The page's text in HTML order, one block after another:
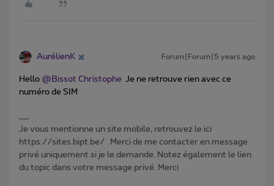
AurélienK Forum|Forum|5 years ago
Hello @Bissot Christophe Je ne retrouve rien avec ce
numéro de SIM
Je vous mentionne un site mobile, retrouvez le ici
https://sites.bipt.be/ . Merci de me contacter en message
privé uniquement si je le demande. Notez également le lien
du topic dans votre message privé. Merci